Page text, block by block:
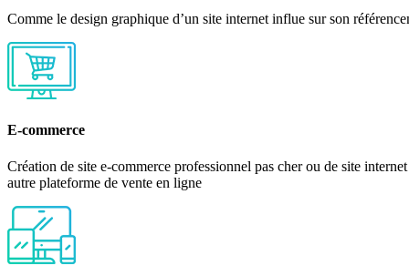
Comme le design graphique d’un site internet influe sur son
E-commerce
Création de site e-commerce professionnel pas cher ou de site
autre plateforme de vente en ligne